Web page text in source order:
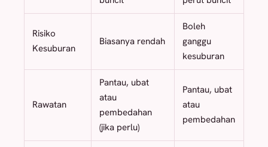
Risiko
Kesuburan
Biasanya rendah
Boleh
ganggu
kesuburan
Rawatan
Pantau, ubat
atau
pembedahan
(jika perlu)
Pantau, ubat
atau
pembedahan